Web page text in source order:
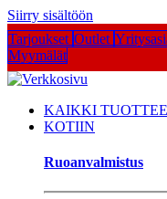
Siirry sisältöön
Tarjoukset Outlet
Myymälät
KAIKKI
KOTIIN
Ruoanvalmistus